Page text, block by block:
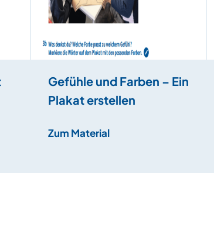
Gefühle und Farben – Ein
Plakat erstellen
Zum Material